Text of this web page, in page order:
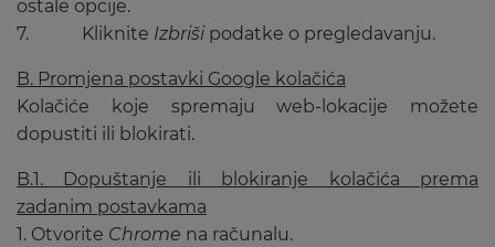
ostale opcije.
7. Kliknite Izbriši podatke o pregledavanju.
B. Promjena postavki Google kolačića
Kolačiće koje spremaju web-lokacije možete
dopustiti ili blokirati.
B.1. Dopuštanje ili blokiranje kolačića prema
zadanim postavkama
1. Otvorite Chrome na računalu.